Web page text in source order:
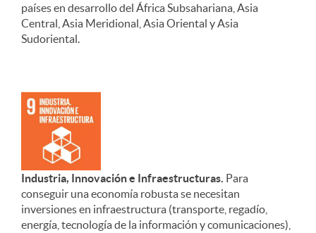
países en desarrollo del África Subsahariana, Asia
Central, Asia Meridional, Asia Oriental y Asia
Sudoriental.
Industria, Innovación e Infraestructuras. Para
conseguir una economía robusta se necesitan
inversiones en infraestructura (transporte, regadío,
energía, tecnología de la información y comunicaciones),